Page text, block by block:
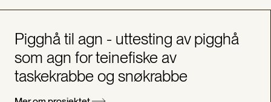
Pigghå til agn - uttesting av pigghå
som agn for teinefiske av
taskekrabbe og snøkrabbe